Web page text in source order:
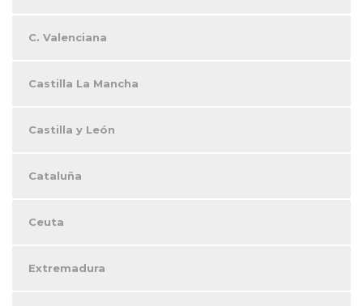
C. Valenciana
Castilla La Mancha
Castilla y León
Cataluña
Ceuta
Extremadura